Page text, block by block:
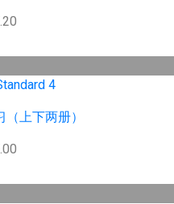
4
上下两册）